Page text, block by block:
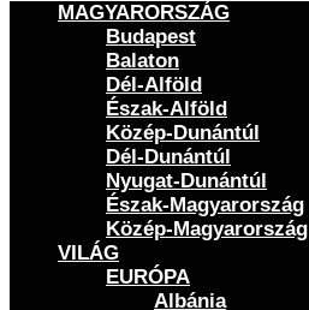
MAGYARORSZÁG
Budapest
Balaton
Dél-Alföld
Észak-Alföld
Közép-Dunántúl
Dél-Dunántúl
Nyugat-Dunántúl
Észak-Magyarország
Közép-Magyarország
VILÁG
EURÓPA
Albánia